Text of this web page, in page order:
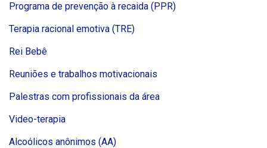
Programa de prevenção à recaida (PPR)
Terapia racional emotiva (TRE)
Rei Bebê
Reuniões e trabalhos motivacionais
Palestras com profissionais da área
Video-terapia
Alcoólicos anônimos (AA)